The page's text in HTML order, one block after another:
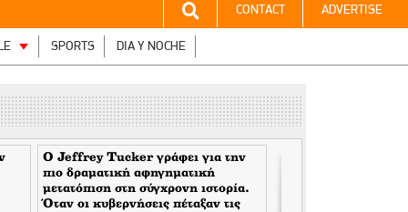
CONTACT ADVERTISE
SPORTS DIA Y NOCHE
Ο Jeffrey Tucker γράφει για την
πιο δραματική αφηγηματική
μετατόπιση στη σύγχρονη ιστορία.
Όταν οι κυβερνήσεις πέταξαν τις